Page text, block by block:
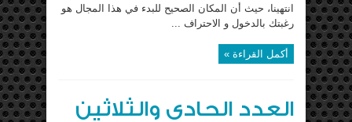
انتهينا، حيث أن المكان الصحيح للبدء في هذا المجال هو
رغبتك بالدخول و الاحتراف ...
أكمل القراءة »
العدد الحادي والثلاثين